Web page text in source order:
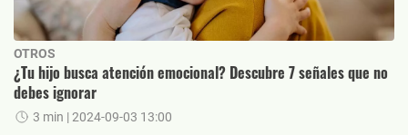
OTROS
¿Tu hijo busca atención emocional? Descubre 7 señales que no
debes ignorar
3 min | 2024-09-03 13:00